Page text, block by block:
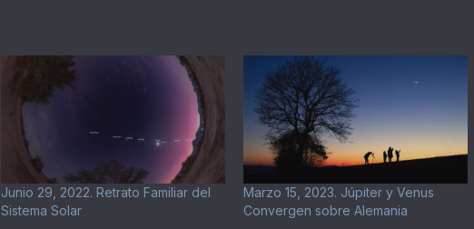
Junio 29, 2022. Retrato Familiar del
Sistema Solar
Marzo 15, 2023. Júpiter y Venus
Convergen sobre Alemania